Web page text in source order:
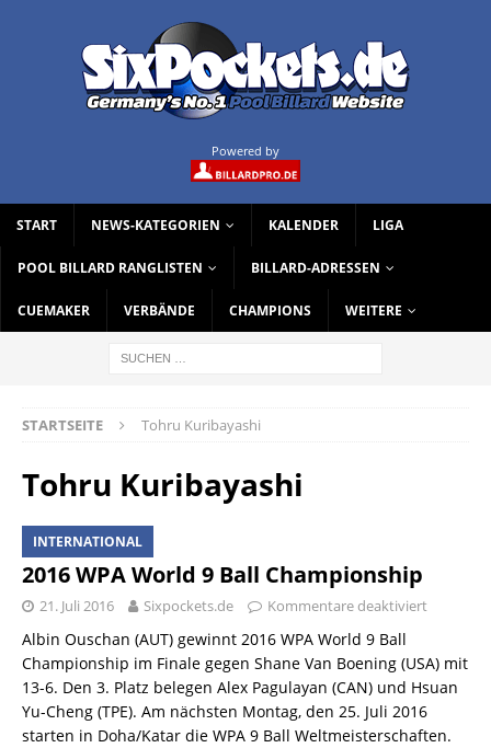
Powered by
START NEWS-KATEGORIEN KALENDER LIGA
POOL BILLARD RANGLISTEN BILLARD-ADRESSEN
CUEMAKER VERBÄNDE CHAMPIONS WEITERE
STARTSEITE Tohru Kuribayashi
Tohru Kuribayashi
INTERNATIONAL
2016 WPA World 9 Ball Championship
21. Juli 2016 Sixpockets.de Kommentare deaktiviert
Albin Ouschan (AUT) gewinnt 2016 WPA World 9 Ball
Championship im Finale gegen Shane Van Boening (USA) mit
13-6. Den 3. Platz belegen Alex Pagulayan (CAN) und Hsuan
Yu-Cheng (TPE). Am nächsten Montag, den 25. Juli 2016
starten in Doha/Katar die WPA 9 Ball Weltmeisterschaften.